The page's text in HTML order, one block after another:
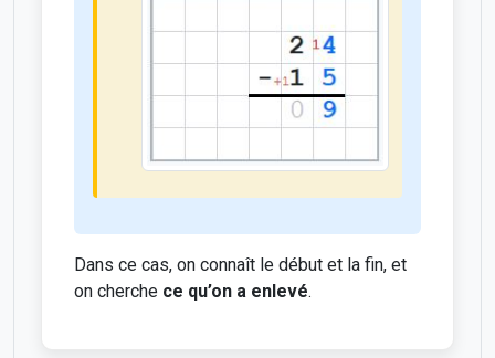
Dans ce cas, on connaît le début et la fin, et
on cherche ce qu’on a enlevé.